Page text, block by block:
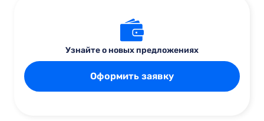
Узнайте о новых предложениях
Оформить заявку